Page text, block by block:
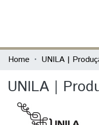
Communities &
All of DSpace
Home UNILA |
UNILA |